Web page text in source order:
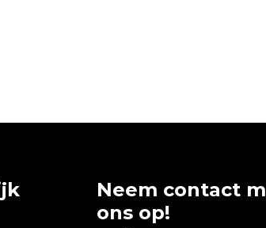
Neem contact
ons op!